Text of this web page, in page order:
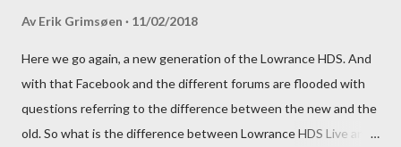
Av Erik Grimsøen 11/02/2018
Here we go again, a new generation of the Lowrance HDS. And
with that Facebook and the different forums are flooded with
questions referring to the difference between the new and the
old. So what is the difference between Lowrance HDS Live and